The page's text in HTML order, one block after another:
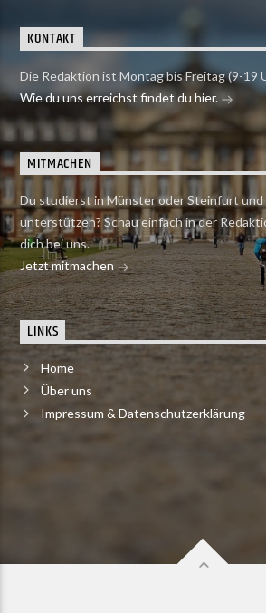
KONTAKT
Die Redaktion ist Montag bis Freitag (9-19
Wie du uns erreichst findet du hier.
MITMACHEN
Du studierst in Münster oder Steinfurt und
unterstützen? Schau einfach in der
dich bei uns.
Jetzt mitmachen
LINKS
Home
Über uns
Impressum & Datenschutzerklärung